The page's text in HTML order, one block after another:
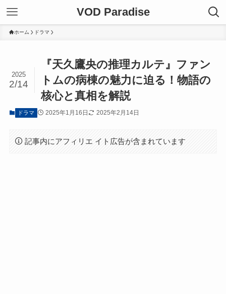
VOD Paradise
ホーム ドラマ
『天久鷹央の推理カルテ』ファン
トムの病棟の魅力に迫る！物語の
核心と真相を解説
2025
2/14
ドラマ 2025年1月16日 2025年2月14日
記事内にアフィリエ イト広告が含まれています